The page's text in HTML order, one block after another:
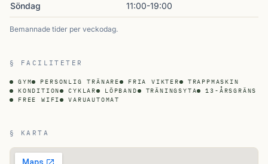
Söndag 11:00-19:00
Bemannade tider per veckodag.
§ FACILITETER
GYM PERSONLIG TRÄNARE FRIA VIKTER
TRAPPMASKIN
KONDITION
CYKLAR LÖPBAND TRÄNINGSYTA
13-ÅRSGRÄNS
FREE WIFI
VARUAUTOMAT
§ KARTA